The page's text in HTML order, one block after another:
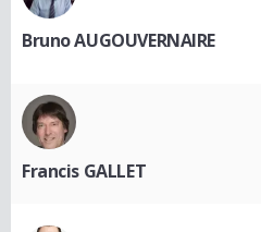
Bruno AUGOUVERNAIRE
Francis GALLET